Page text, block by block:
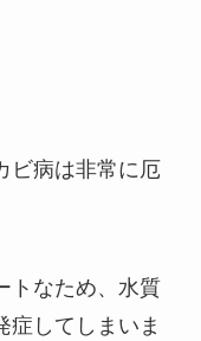
ビ病は非常に厄
トなため、水質
症してしまいま